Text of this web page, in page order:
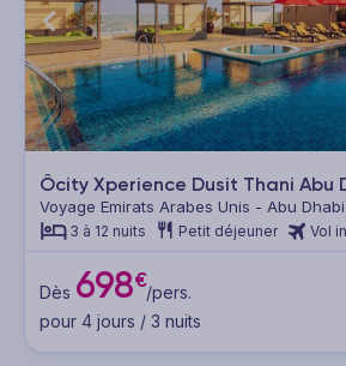
Ôcity Xperience Dusit Thani Abu
Voyage Emirats Arabes Unis - Abu Dhabi
3 à 12 nuits Petit déjeuner Vol
Dès 698€/pers.
pour 4 jours / 3 nuits